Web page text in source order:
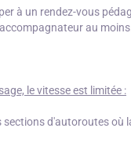
à un rendez-vous
au moins.
le vitesse est limitée :
d'autoroutes où